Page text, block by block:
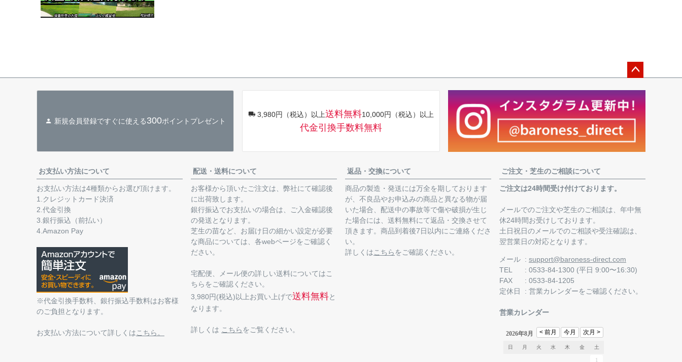
ップ
新規会員登録ですぐに使える300ポイントプレゼント
3,980円（税込）以上送料無料10,000円（税込）以上
代金引換手数料無料
お支払い方法について
お支払い方法は4種類からお選び頂けます。
1.クレジットカード決済
2.代金引換
3.銀行振込（前払い）
4.Amazon Pay
※代金引換手数料、銀行振込手数料はお客様
のご負担となります。
お支払い方法について詳しくは こちら。
配送・送料について
お客様から頂いたご注文は、弊社にて確認後
に出荷致します。
銀行振込でお支払いの場合は、ご入金確認後
の発送となります。
芝生の苗など、お届け日の細かい設定が必要
な商品については、各webページをご確認く
ださい。
宅配便、メール便の詳しい送料についてはこ
ちらをご確認ください。
3,980円(税込)以上お買い上げで送料無料と
なります。
詳しくは こちら をご覧ください。
返品・交換について
商品の製造・発送には万全を期しております
が、不良品やお申込みの商品と異なる物が届
いた場合、配送中の事故等で傷や破損が生じ
た場合には、送料無料にて返品・交換させて
頂きます。商品到着後7日以内にご連絡くださ
い。
詳しくは こちら をご確認ください。
ご注文・芝生のご相談について
ご注文は24時間受け付けております。
メールでのご注文や芝生のご相談は、年中無
休24時間お受けしております。
土日祝日のメールでのご相談や受注確認は、
翌営業日の対応となります。
メール
support@baroness-direct.com
TEL
0533-84-1300 (平日 9:00〜16:30)
FAX
0533-84-1205
定休日
営業カレンダーをご確認ください。
営業カレンダー